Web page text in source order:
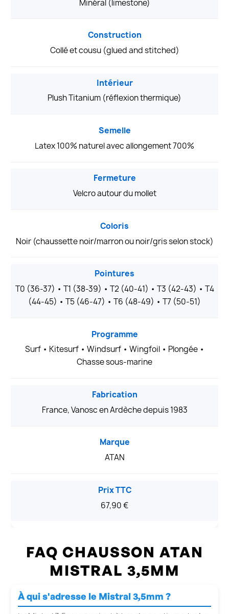
Minéral (limestone)
Construction
Collé et cousu (glued and stitched)
Intérieur
Plush Titanium (réflexion thermique)
Semelle
Latex 100% naturel avec allongement 700%
Fermeture
Velcro autour du mollet
Coloris
Noir (chaussette noir/marron ou noir/gris selon stock)
Pointures
T0 (36-37) • T1 (38-39) • T2 (40-41) • T3 (42-43) • T4
(44-45) • T5 (46-47) • T6 (48-49) • T7 (50-51)
Programme
Surf • Kitesurf • Windsurf • Wingfoil • Plongée •
Chasse sous-marine
Fabrication
France, Vanosc en Ardèche depuis 1983
Marque
ATAN
Prix TTC
67,90 €
FAQ CHAUSSON ATAN
MISTRAL 3,5MM
À qui s'adresse le Mistral 3,5mm ?